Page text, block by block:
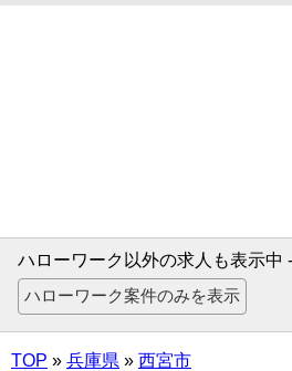
ハローワーク以外の求人も表示中 -
TOP » 兵庫県 » 西宮市